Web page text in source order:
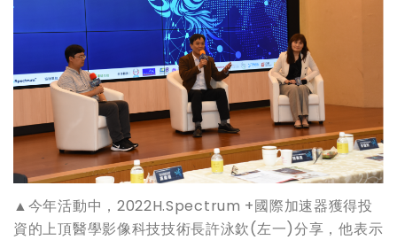
▲今年活動中，2022H.Spectrum +國際加速器獲得投
資的上頂醫學影像科技技術長許泳欽(左一)分享，他表示